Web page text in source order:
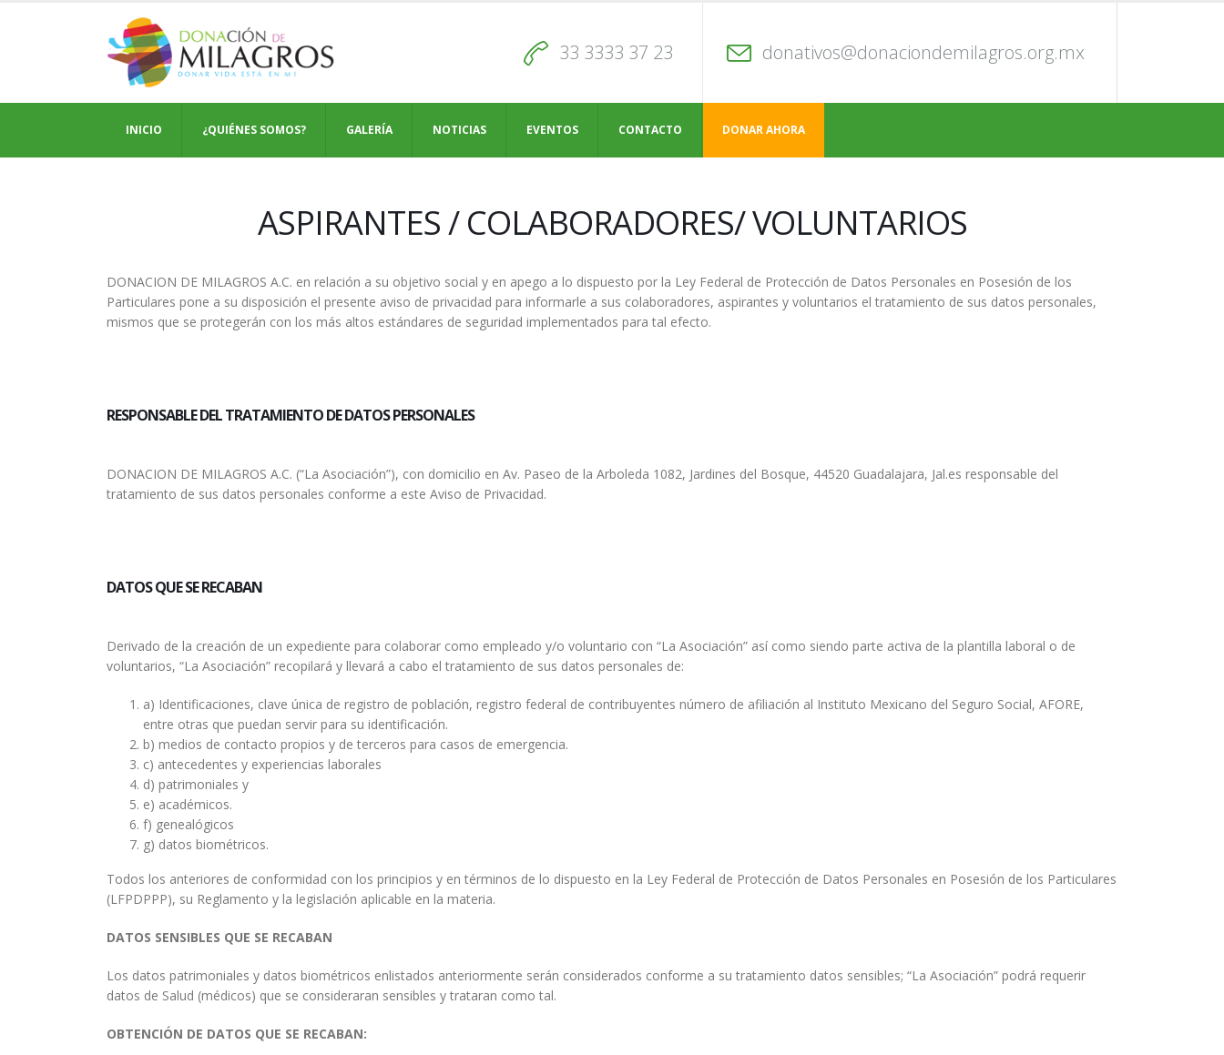
33 3333 37 23 donativos@donaciondemilagros.org.mx
INICIO ¿QUIÉNES SOMOS? GALERÍA NOTICIAS EVENTOS CONTACTO DONAR AHORA
ASPIRANTES / COLABORADORES/ VOLUNTARIOS
DONACION DE MILAGROS A.C. en relación a su objetivo social y en apego a lo dispuesto por la Ley Federal de Protección de Datos Personales en Posesión de los
Particulares pone a su disposición el presente aviso de privacidad para informarle a sus colaboradores, aspirantes y voluntarios el tratamiento de sus datos personales,
mismos que se protegerán con los más altos estándares de seguridad implementados para tal efecto.
RESPONSABLE DEL TRATAMIENTO DE DATOS PERSONALES
DONACION DE MILAGROS A.C. (“La Asociación”), con domicilio en Av. Paseo de la Arboleda 1082, Jardines del Bosque, 44520 Guadalajara, Jal.es responsable del
tratamiento de sus datos personales conforme a este Aviso de Privacidad.
DATOS QUE SE RECABAN
Derivado de la creación de un expediente para colaborar como empleado y/o voluntario con “La Asociación” así como siendo parte activa de la plantilla laboral o de
voluntarios, “La Asociación” recopilará y llevará a cabo el tratamiento de sus datos personales de:
a) Identificaciones, clave única de registro de población, registro federal de contribuyentes número de afiliación al Instituto Mexicano del Seguro Social, AFORE,
entre otras que puedan servir para su identificación.
b) medios de contacto propios y de terceros para casos de emergencia.
c) antecedentes y experiencias laborales
d) patrimoniales y
e) académicos.
f) genealógicos
g) datos biométricos.
Todos los anteriores de conformidad con los principios y en términos de lo dispuesto en la Ley Federal de Protección de Datos Personales en Posesión de los Particulares
(LFPDPPP), su Reglamento y la legislación aplicable en la materia.
DATOS SENSIBLES QUE SE RECABAN
Los datos patrimoniales y datos biométricos enlistados anteriormente serán considerados conforme a su tratamiento datos sensibles; “La Asociación” podrá requerir
datos de Salud (médicos) que se consideraran sensibles y trataran como tal.
OBTENCIÓN DE DATOS QUE SE RECABAN: